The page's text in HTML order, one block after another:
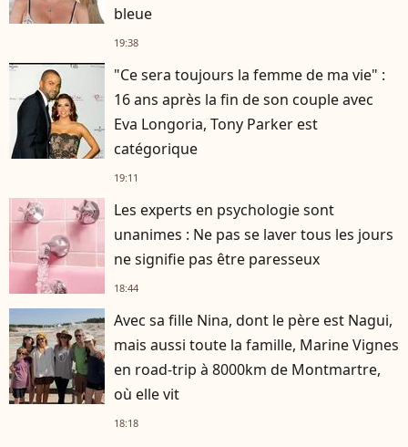
bleue
19:38
"Ce sera toujours la femme de ma vie" :
16 ans après la fin de son couple avec
Eva Longoria, Tony Parker est
catégorique
19:11
Les experts en psychologie sont
unanimes : Ne pas se laver tous les jours
ne signifie pas être paresseux
18:44
Avec sa fille Nina, dont le père est Nagui,
mais aussi toute la famille, Marine Vignes
en road-trip à 8000km de Montmartre,
où elle vit
18:18